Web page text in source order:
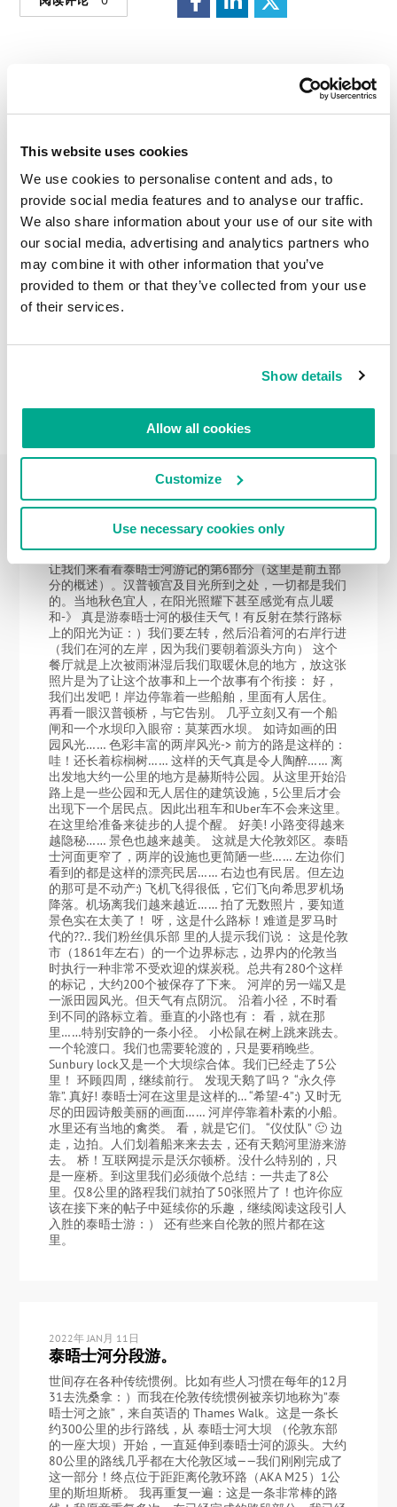
This website uses cookies
We use cookies to personalise content and ads, to
provide social media features and to analyse our traffic.
We also share information about your use of our site with
our social media, advertising and analytics partners who
may combine it with other information that you’ve
provided to them or that they’ve collected from your use
of their services.
Show details
Allow all cookies
Customize
Use necessary cookies only
2022年 JAN月 13日
泰晤士河游记之六-汉普顿法院->斯坦斯桥1
让我们来看看泰晤士河游记的第6部分（这里是前五部
分的概述）。汉普顿宫及目光所到之处，一切都是我们
的。当地秋色宜人，在阳光照耀下甚至感觉有点儿暖
和-》 真是游泰晤士河的极佳天气！有反射在禁行路标
上的阳光为证：）我们要左转，然后沿着河的右岸行进
（我们在河的左岸，因为我们要朝着源头方向） 这个
餐厅就是上次被雨淋湿后我们取暖休息的地方，放这张
照片是为了让这个故事和上一个故事有个衔接： 好，
我们出发吧！岸边停靠着一些船舶，里面有人居住。
再看一眼汉普顿桥，与它告别。 几乎立刻又有一个船
闸和一个水坝印入眼帘：莫莱西水坝。 如诗如画的田
园风光…… 色彩丰富的两岸风光-> 前方的路是这样的：
哇！还长着棕榈树…… 这样的天气真是令人陶醉…… 离
出发地大约一公里的地方是赫斯特公园。从这里开始沿
路上是一些公园和无人居住的建筑设施，5公里后才会
出现下一个居民点。因此出租车和Uber车不会来这里。
在这里给准备来徒步的人提个醒。 好美! 小路变得越来
越隐秘…… 景色也越来越美。 这就是大伦敦郊区。泰晤
士河面更窄了，两岸的设施也更简陋一些…… 左边你们
看到的都是这样的漂亮民居…… 右边也有民居。但左边
的那可是不动产:) 飞机飞得很低，它们飞向希思罗机场
降落。机场离我们越来越近…… 拍了无数照片，要知道
景色实在太美了！ 呀，这是什么路标！难道是罗马时
代的??.. 我们粉丝俱乐部 里的人提示我们说： 这是伦敦
市（1861年左右）的一个边界标志，边界内的伦敦当
时执行一种非常不受欢迎的煤炭税。总共有280个这样
的标记，大约200个被保存了下来。 河岸的另一端又是
一派田园风光。但天气有点阴沉。 沿着小径，不时看
到不同的路标立着。垂直的小路也有： 看，就在那
里……特别安静的一条小径。 小松鼠在树上跳来跳去。
一个轮渡口。我们也需要轮渡的，只是要稍晚些。
Sunbury lock又是一个大坝综合体。我们已经走了5公
里！ 环顾四周，继续前行。 发现天鹅了吗？ “永久停
靠”. 真好! 泰晤士河在这里是这样的… “希望-4”:) 又时无
尽的田园诗般美丽的画面…… 河岸停靠着朴素的小船。
水里还有当地的禽类。 看，就是它们。 “仪仗队” 🙂 边
走，边拍。人们划着船来来去去，还有天鹅河里游来游
去。 桥！互联网提示是沃尔顿桥。没什么特别的，只
是一座桥。到这里我们必须做个总结：一共走了8公
里。仅8公里的路程我们就拍了50张照片了！也许你应
该在接下来的帖子中延续你的乐趣，继续阅读这段引人
入胜的泰晤士游：） 还有些来自伦敦的照片都在这
里。
2022年 JAN月 11日
泰晤士河分段游。
世间存在各种传统惯例。比如有些人习惯在每年的12月
31去洗桑拿：）而我在伦敦传统惯例被亲切地称为”泰
晤士河之旅”，来自英语的 Thames Walk。这是一条长
约300公里的步行路线，从 泰晤士河大坝 （伦敦东部
的一座大坝）开始，一直延伸到泰晤士河的源头。大约
80公里的路线几乎都在大伦敦区域——我们刚刚完成了
这一部分！终点位于距距离伦敦环路（AKA M25）1公
里的斯坦斯桥。 我再重复一遍：这是一条非常棒的路